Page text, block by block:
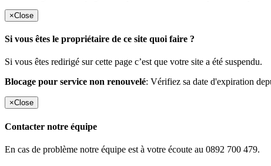
×Close
Si vous êtes le propriétaire de ce site quoi faire ?
Si vous êtes redirigé sur cette page c’est que votre site a été suspendu.
Blocage pour service non renouvelé: Vérifiez sa date d'expiration
×Close
Contacter notre équipe
En cas de problème notre équipe est à votre écoute au 0892 700 479.